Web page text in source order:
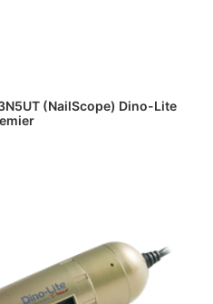
HARGA
(NailScope) Dino-Lite